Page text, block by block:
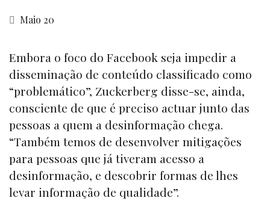
Maio 20
Embora o foco do Facebook seja impedir a
disseminação de conteúdo classificado como
“problemático”, Zuckerberg disse-se, ainda,
consciente de que é preciso actuar junto das
pessoas a quem a desinformação chega.
“Também temos de desenvolver mitigações
para pessoas que já tiveram acesso a
desinformação, e descobrir formas de lhes
levar informação de qualidade”.